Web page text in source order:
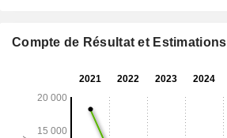
Compte de Résultat et Estimations